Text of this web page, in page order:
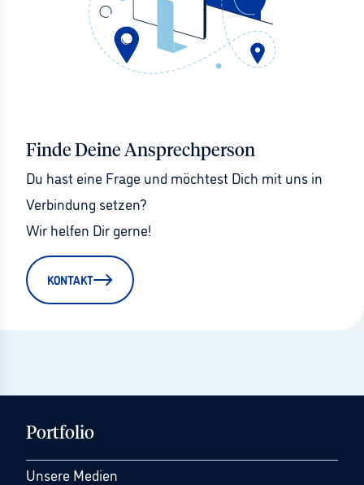
Finde Deine Ansprechperson
Du hast eine Frage und möchtest Dich mit uns in
Verbindung setzen?
Wir helfen Dir gerne!
KONTAKT
Portfolio
Unsere Medien